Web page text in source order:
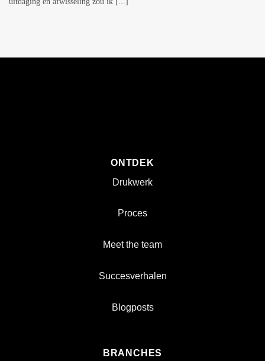
ONTDEK
Drukwerk
Proces
Meet the team
Succesverhalen
Blogposts
BRANCHES